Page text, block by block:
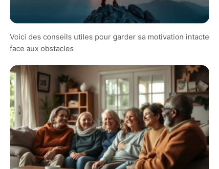
Voici des conseils utiles pour garder sa motivation intacte
face aux obstacles